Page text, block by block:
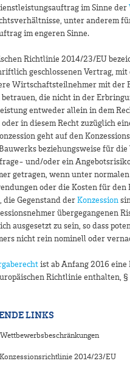
im Sinne der
unter anderem
im engeren Sinne.
Richtlinie 2014/23/EU
geschlossenen Vertrag,
Wirtschaftsteilnehmer mit der
die nicht in der
entweder allein in dem
in diesem Recht zuzüglich
geht auf den
beziehungsweise für
und/oder ein
getragen, wenn unter
oder die Kosten für
die Gegenstand der Konzession
übergegangenen
ausgesetzt zu sein, so dass
nicht rein nominell oder
ist ab Anfang 2016 eine
Richtlinie enthalten, §
LINKS
Wettbewerbsbeschränkungen
2014/23/EU